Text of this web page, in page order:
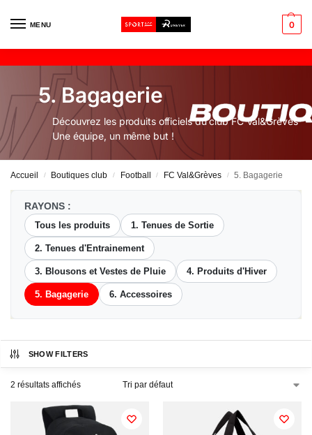
MENU 0
5. Bagagerie
Découvrez les produits officiels du club FC Val&Grèves
Une équipe, un même but !
Accueil / Boutiques club / Football / FC Val&Grèves / 5. Bagagerie
RAYONS :
Tous les produits
1. Tenues de Sortie
2. Tenues d'Entrainement
3. Blousons et Vestes de Pluie 4. Produits d'Hiver
5. Bagagerie 6. Accessoires
SHOW FILTERS
2 résultats affichés